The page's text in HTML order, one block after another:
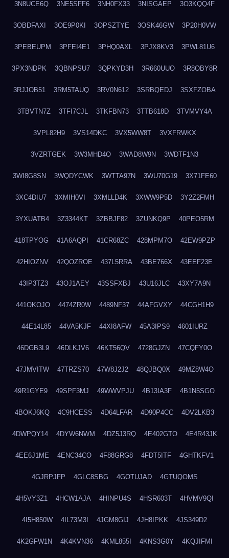
3N8UCE6Q 3NE5SFF6 3NH0FX33 3NISGAEP 3O3KQQ4F
3OBDFAXI 3OE9P0KI 3OPSZTYE 3OSK46GW 3P20H0VW
3PEBEUPM 3PFEI4E1 3PHQ0AXL 3PJX8KV3 3PWL81U6
3PX3NDPK 3QBNPSU7 3QPKYD3H 3R660UUO 3R8OBY8R
3RJJOB51 3RM5TAUQ 3RV0N612 3SRBQEDJ 3SXFZOBA
3TBVTN7Z 3TFI7CJL 3TKFBN73 3TTB618D 3TVMVY4A
3VPL82H9 3VS14DKC 3VX5WW8T 3VXFRWKX
3VZRTGEK 3W3MHD4O 3WAD8W9N 3WDTF1N3
3WI8G8SN 3WQDYCWK 3WTTA97N 3WU70G19 3X71FE60
3XC4DIU7 3XMIH0VI 3XMLLD4K 3XWW9P5D 3Y2Z2FMH
3YXUATB4 3Z3344KT 3ZBBJF82 3ZUNKQ9P 40PEO5RM
418TPYOG 41A6AQPI 41CR68ZC 428MPM7O 42EW9PZP
42HIOZNV 42QOZROE 437L5RRA 43BE766X 43EEF23E
43IP3TZ3 43OJ1AEY 43SSFXBJ 43U16JLC 43XY7A9N
441OKOJO 4474ZR0W 4489NF37 44AFGVXY 44CGH1H9
44E14L85 44VA5KJF 44XI8AFW 45A3IPS9 4601IURZ
46DGB3L9 46DLKJV6 46KT56QV 4728GJZN 47CQFY0O
47JMVITW 47TRZS70 47W8J2J2 48QJBQ0X 49MZ8W4O
49R1GYE9 49SPF3MJ 49WWVPJU 4B13IA3F 4B1N5SGO
4BOKJ6KQ 4C9HCESS 4D64LFAR 4D90P4CC 4DV2LKB3
4DWPQY14 4DYW6NWM 4DZ5J3RQ 4E402GTO 4E4R43JK
4EE6J1ME 4ENC34CO 4F88GRG8 4FDT5ITF 4GHTKFV1
4GJRPJFP 4GLC8SBG 4GOTUJAD 4GTUQOMS
4H5VY3Z1 4HCW1AJA 4HINPU4S 4HSR603T 4HVMV9QI
4I5H850W 4IL73M3I 4JGM8GIJ 4JH8IPKK 4JS349D2
4K2GFW1N 4K4KVN36 4KML855I 4KNS3G0Y 4KQJIFMI